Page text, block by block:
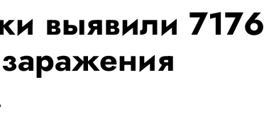
выявили 7176